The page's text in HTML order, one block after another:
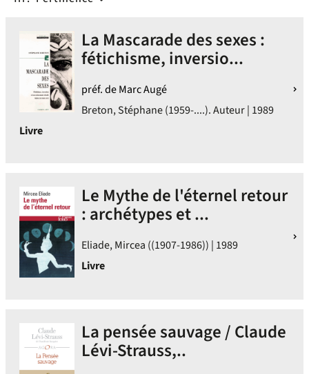
La Mascarade des sexes :
fétichisme, inversio...
préf. de Marc Augé
Breton, Stéphane (1959-....). Auteur | 1989
Livre
Le Mythe de l'éternel retour
: archétypes et ...
Eliade, Mircea ((1907-1986)) | 1989
Livre
La pensée sauvage / Claude
Lévi-Strauss,..